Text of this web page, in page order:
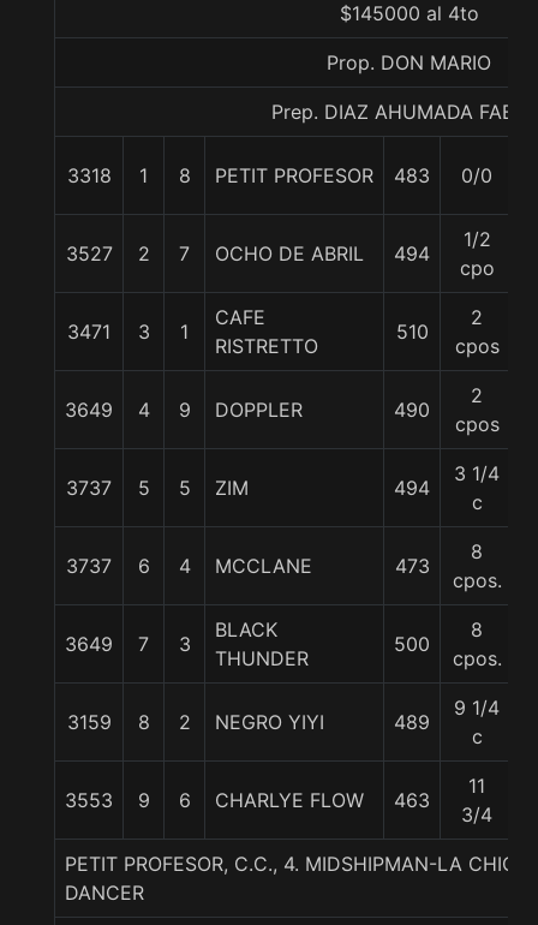
$145000 al 4to
Prop. DON MARIO
Prep. DIAZ AHUMADA
3318 1 8 PETIT PROFESOR 483 0/0
3527 2 7 OCHO DE ABRIL 494
1/2
cpo
3471 3 1
CAFE
RISTRETTO
510
2
cpos
3649 4 9 DOPPLER 490
2
cpos
3737 5 5 ZIM 494
3 1/4
c
3737 6 4 MCCLANE 473
8
cpos.
3649 7 3
BLACK
THUNDER
500
8
cpos.
3159 8 2 NEGRO YIYI 489
9 1/4
c
3553 9 6 CHARLYE FLOW 463
11
3/4
PETIT PROFESOR, C.C., 4. MIDSHIPMAN-LA
DANCER